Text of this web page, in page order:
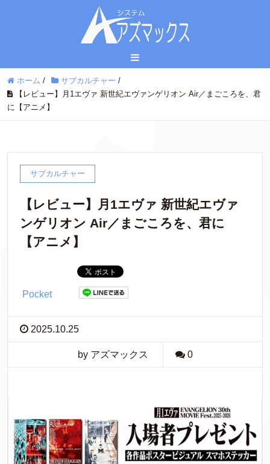
ホーム / サブカルチャー /
【レビュー】月1エヴァ 新世紀エヴァンゲリオン Air／まごころを、君
に【アニメ】
サブカルチャー
【レビュー】月1エヴァ 新世紀エヴァ
ンゲリオン Air／まごころを、君に
【アニメ】
Pocket
2025.10.25
by アズマックス 0